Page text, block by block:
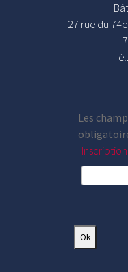
27 rue du
Les